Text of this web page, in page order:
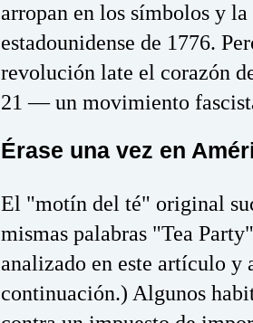
arropan en los símbolos y
estadounidense de 1776.
revolución late el corazón
21 — un movimiento
Érase una vez en
El "motín del té" original
mismas palabras "Tea
analizado en este artículo y
continuación.) Algunos